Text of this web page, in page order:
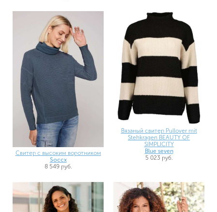
Свитер с высоким воротником
Soccx
8 549 руб.
Вязаный свитер Pullover mit
Stehkragen BEAUTY OF
SIMPLICITY
Blue seven
5 023 руб.